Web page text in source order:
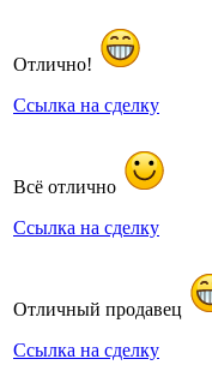
Отлично!
Ссылка на сделку
Всё отлично
Ссылка на сделку
Отличный продавец
Ссылка на сделку